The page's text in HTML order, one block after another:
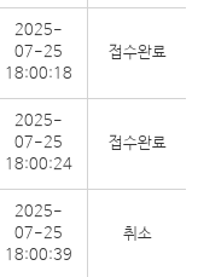
2025-
07-25
18:00:18
접수완료
2025-
07-25
18:00:24
접수완료
2025-
07-25
18:00:39
취소